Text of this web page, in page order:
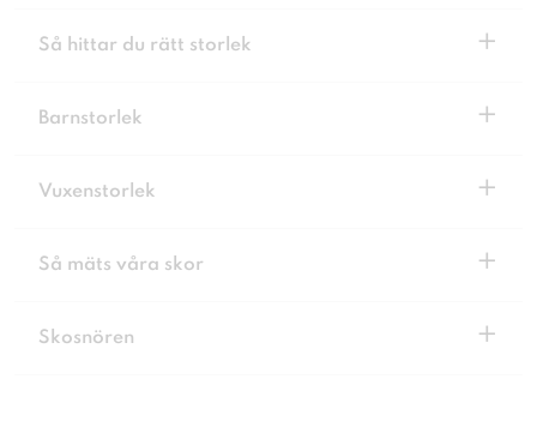
Så hittar du rätt storlek +
Barnstorlek +
Vuxenstorlek +
Så mäts våra skor +
Skosnören +